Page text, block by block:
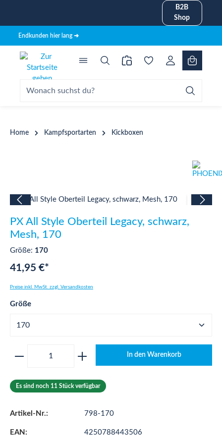
B2B
Shop
Endkunden hier lang ➜
Home Kampfsportarten Kickboxen
Bildergalerie überspringen
PX All Style Oberteil Legacy, schwarz,
Mesh, 170
Größe: 170
41,95 €*
Preise inkl. MwSt. zzgl. Versandkosten
Größeauswählen
Produkt Anzahl: Gib den gewünschten
In den Warenkorb
Es sind noch 11 Stück verfügbar
Artikel-Nr.: 798-170
EAN: 4250788443506